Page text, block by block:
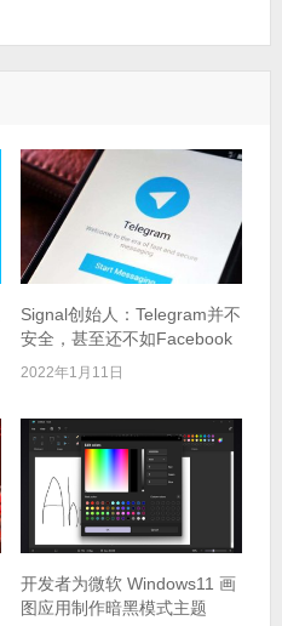
Signal创始人：Telegram并不
安全，甚至还不如Facebook
2022年1月11日
开发者为微软 Windows11 画
图应用制作暗黑模式主题